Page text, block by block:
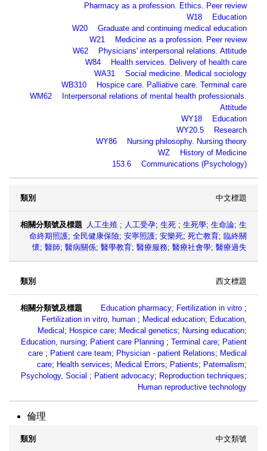
Pharmacy as a profession. Ethics. Peer review
W18 Education
W20 Graduate and continuing medical education
W21 Medicine as a profession. Peer review
W62 Physicians' interpersonal relations. Attitude
W84 Health services. Delivery of health care
WA31 Social medicine. Medical sociology
WB310 Hospice care. Palliative care. Terminal care
WM62 Interpersonal relations of mental health professionals.
Attitude
WY18 Education
WY20.5 Research
WY86 Nursing philosophy. Nursing theory
WZ History of Medicine
153.6 Communications (Psychology)
中文標題
人工生殖 ; 人工受孕; 生死 ; 生死學; 生命論; 生
命終期照護; 全民健康保險; 安寧照護; 安樂死; 死亡教育; 臨終關
懷; 醫師; 醫病關係; 醫學教育; 醫療服務; 醫療社會學; 醫療過失
西文標題
Education pharmacy; Fertilization in vitro ;
Fertilization in vitro, human; Medical education; Education,
Medical ; Hospice care; Medical genetics; Nursing education;
Education, nursing; Patient care Planning ; Terminal care; Patient
care; Patient care team; Physician - patient Relations; Medical
care; Health services; Medical Errors; Patients; Paternalism;
Psychology, Social ; Patient advocacy; Reproduction techniques;
Human reproductive technology
倫理
類別 中文類號